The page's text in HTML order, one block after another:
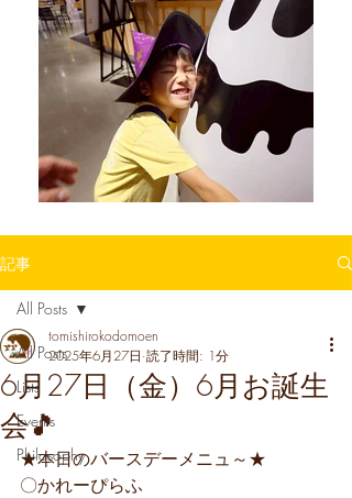
記事
All Posts
Lists
Events
Philosophy
All Posts
6月27日（金）6月お誕生
会🎵
tomishirokodomoen
2025年6月27日 読了時間: 1分
★本日のバースデーメニュ～★
〇かれーぴらふ